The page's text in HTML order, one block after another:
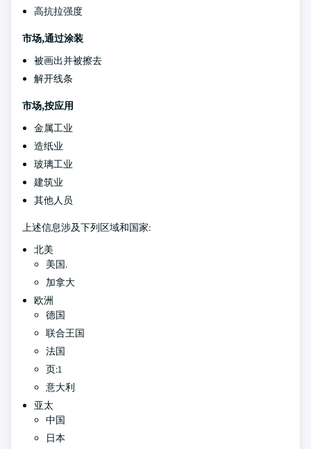
高抗拉强度
市场,通过涂装
被画出并被擦去
解开线条
市场,按应用
金属工业
造纸业
玻璃工业
建筑业
其他人员
上述信息涉及下列区域和国家:
北美
美国.
加拿大
欧洲
德国
联合王国
法国
页:1
意大利
亚太
中国
日本